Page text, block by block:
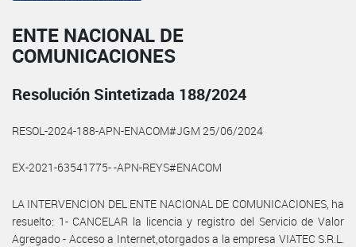
ENTE NACIONAL DE
COMUNICACIONES
Resolución Sintetizada 188/2024
RESOL-2024-188-APN-ENACOM#JGM 25/06/2024
EX-2021-63541775- -APN-REYS#ENACOM
LA INTERVENCION DEL ENTE NACIONAL DE COMUNICACIONES, ha
resuelto: 1- CANCELAR la licencia y registro del Servicio de Valor
Agregado - Acceso a Internet,otorgados a la empresa VIATEC S.R.L.